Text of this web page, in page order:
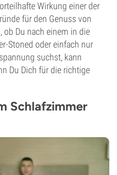
Wirkung einer der
für den Genuss von
ob Du nach einem in die
Stoned oder einfach nur
suchst, kann
Du Dich für die richtige
Schlafzimmer